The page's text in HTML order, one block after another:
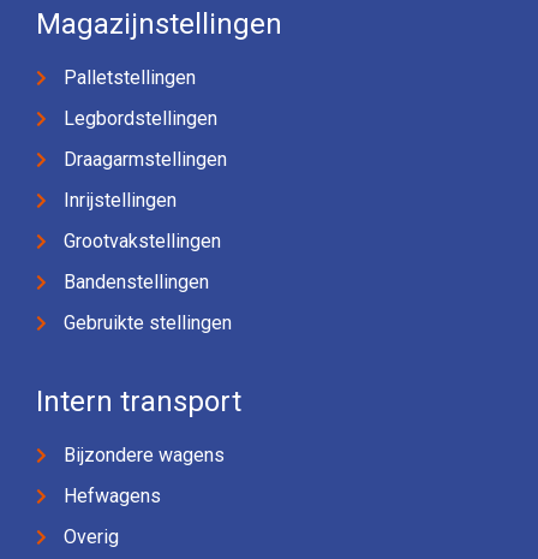
Magazijnstellingen
Palletstellingen
Legbordstellingen
Draagarmstellingen
Inrijstellingen
Grootvakstellingen
Bandenstellingen
Gebruikte stellingen
Intern transport
Bijzondere wagens
Hefwagens
Overig